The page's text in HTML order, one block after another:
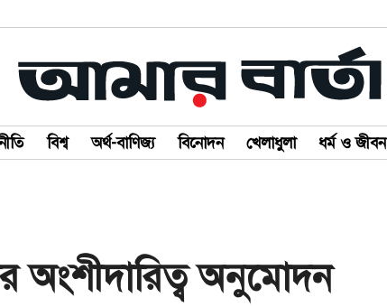
বিশ্ব অর্থ-বাণিজ্য বিনোদন খেলাধুলা ধর্ম ও জীবন
অংশীদারিত্ব অনুমোদন